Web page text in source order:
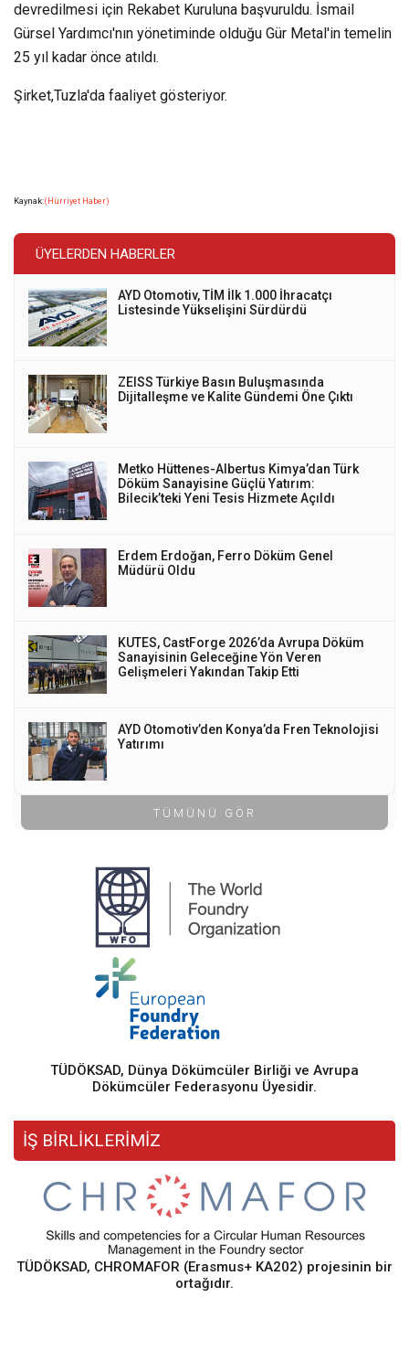
devredilmesi için Rekabet Kuruluna başvuruldu. İsmail
Gürsel Yardımcı'nın yönetiminde olduğu Gür Metal'in temelin
25 yıl kadar önce atıldı.
Şirket,Tuzla'da faaliyet gösteriyor.
Kaynak:(Hürriyet Haber)
ÜYELERDEN HABERLER
AYD Otomotiv, TİM İlk 1.000 İhracatçı
Listesinde Yükselişini Sürdürdü
ZEISS Türkiye Basın Buluşmasında
Dijitalleşme ve Kalite Gündemi Öne Çıktı
Metko Hüttenes-Albertus Kimya’dan Türk
Döküm Sanayisine Güçlü Yatırım:
Bilecik’teki Yeni Tesis Hizmete Açıldı
Erdem Erdoğan, Ferro Döküm Genel
Müdürü Oldu
KUTES, CastForge 2026’da Avrupa Döküm
Sanayisinin Geleceğine Yön Veren
Gelişmeleri Yakından Takip Etti
AYD Otomotiv’den Konya’da Fren Teknolojisi
Yatırımı
TÜMÜNÜ GÖR
TÜDÖKSAD, Dünya Dökümcüler Birliği ve Avrupa
Dökümcüler Federasyonu Üyesidir.
İŞ BİRLİKLERİMİZ
TÜDÖKSAD, CHROMAFOR (Erasmus+ KA202) projesinin bir
ortağıdır.